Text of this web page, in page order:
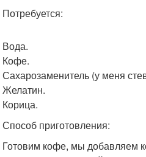
Потребуется:
Вода.
Кофе.
Сахарозаменитель (у меня
Желатин.
Корица.
Способ приготовления:
Готовим кофе, мы добавляем